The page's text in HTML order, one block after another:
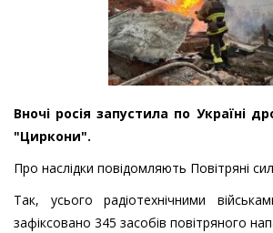
Вночі росія запустила по Україні
"Циркони".
Про наслідки повідомляють Повітряні
Так, усього радіотехнічними
зафіксовано 345 засобів повітряного